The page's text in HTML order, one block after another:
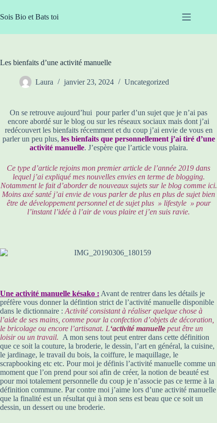
au
contenu
Sois Bio et Bats toi
Les bienfaits d’une activité manuelle
Laura janvier 23, 2024 Uncategorized
On se retrouve aujourd’hui pour parler d’un sujet que je n’ai pas
encore abordé sur le blog ou sur les réseaux sociaux mais dont j’ai
redécouvert les bienfaits récemment et du coup j’ai envie de vous en
parler un peu plus, les bienfaits que personnellement j’ai tiré d’une
activité manuelle. J’espère que l’article vous plaira.
Ce type d’article rejoins mon premier article de l’année 2019 dans
lequel j’ai expliqué mes nouvelles envies en terme de blogging.
Notamment le fait d’aborder de nouveaux sujets sur le blog comme ici.
Moins axé santé j’ai envie de vous parler de plus en plus de sujet bien
être de développement personnel et de sujet plus » lifestyle » pour
l’instant l’idée à l’air de vous plaire et j’en suis ravie.
Une activité manuelle késako : Avant de rentrer dans les détails je
préfère vous donner la défintion strict de l’activité manuelle disponible
dans le dictionnaire : Activité consistant à réaliser quelque chose à
l’aide de ses mains, comme pour la confection d’objets de décoration,
le bricolage ou encore l’artisanat. L‘activité manuelle peut être un
loisir ou un travail. A mon sens tout peut entrer dans cette définition
que ce soit la couture, la broderie, le dessin, l’art en général, la cuisine,
le jardinage, le travail du bois, la coiffure, le maquillage, le
scrapbooking etc etc. Pour moi je définis l’activité manuelle comme un
moment que l’on prend pour soi afin de créer, la notion de beauté est
pour moi totalement personnelle du coup je n’associe pas ce terme à la
définition commune. Par contre moi j’aime lors d’une activité manuelle
que la finalité est un résultat qui à mon sens est beau que ce soit un
dessin, un dessert ou une broderie.